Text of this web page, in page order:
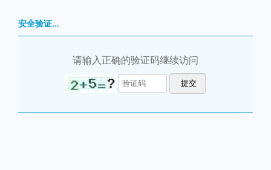
安全验证...
请输入正确的验证码继续访问